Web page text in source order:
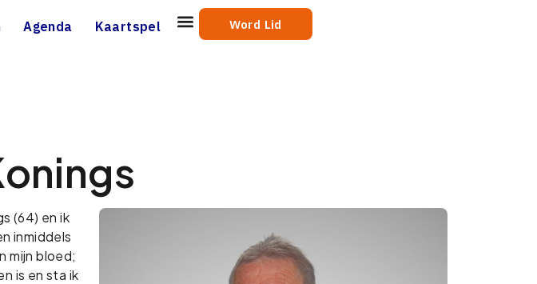
Agenda Kaartspel Word Lid
(64) en ik
inmiddels
mijn bloed;
is en sta ik